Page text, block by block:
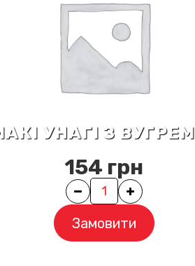
УНАГІ З ВУГРЕМ
154 грн
Quantity
Замовити